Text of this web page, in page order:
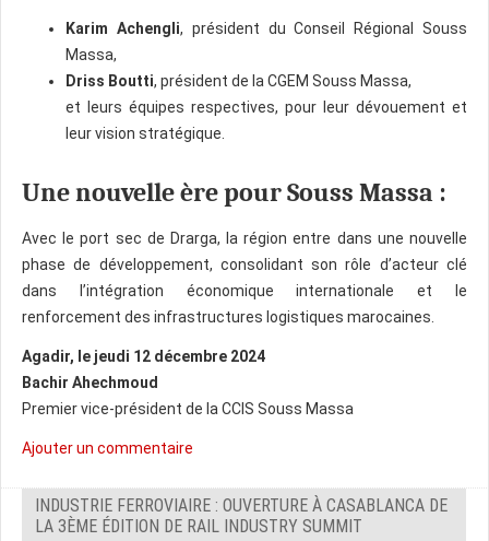
Karim Achengli, président du Conseil Régional Souss
Massa,
Driss Boutti, président de la CGEM Souss Massa,
et leurs équipes respectives, pour leur dévouement et
leur vision stratégique.
Une nouvelle ère pour Souss Massa :
Avec le port sec de Drarga, la région entre dans une nouvelle
phase de développement, consolidant son rôle d’acteur clé
dans l’intégration économique internationale et le
renforcement des infrastructures logistiques marocaines.
Agadir, le jeudi 12 décembre 2024
Bachir Ahechmoud
Premier vice-président de la CCIS Souss Massa
Ajouter un commentaire
INDUSTRIE FERROVIAIRE : OUVERTURE À CASABLANCA DE
LA 3ÈME ÉDITION DE RAIL INDUSTRY SUMMIT